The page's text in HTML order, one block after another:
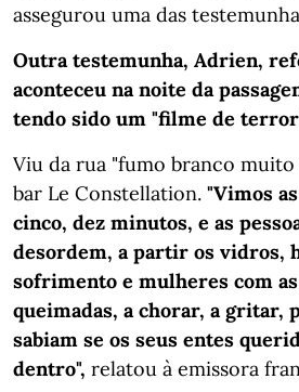
assegurou uma das
Outra testemunha, Adrien,
aconteceu na noite da
tendo sido um "filme de
Viu da rua "fumo branco muito
bar Le Constellation. "Vimos
cinco, dez minutos, e as
desordem, a partir os vidros,
sofrimento e mulheres com
queimadas, a chorar, a gritar,
sabiam se os seus entes
dentro", relatou à emissora